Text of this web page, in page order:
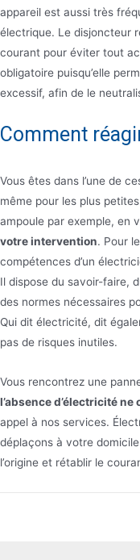
appareil est aussi très
électrique. Le disjoncteur
courant pour éviter tout
obligatoire puisqu’elle
excessif, afin de le
Comment
Vous êtes dans l’une de
même pour les plus
ampoule par exemple, en
votre intervention. Pour
compétences d’un
Il dispose du savoir-faire,
des normes nécessaires
Qui dit électricité, dit
pas de risques inutiles.
Vous rencontrez une
l’absence d’électricité
appel à nos services.
déplaçons à votre
l’origine et rétablir le